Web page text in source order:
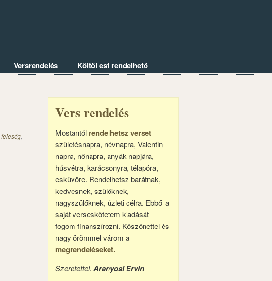
Versrendelés Költői est rendelhető
feleség,
Vers rendelés
Mostantól rendelhetsz verset
születésnapra, névnapra, Valentin
napra, nőnapra, anyák napjára,
húsvétra, karácsonyra, télapóra,
esküvőre. Rendelhetsz barátnak,
kedvesnek, szülőknek,
nagyszülőknek, üzleti célra. Ebből a
saját verseskötetem kiadását
fogom finanszírozni. Köszönettel és
nagy örömmel várom a
megrendeléseket.
Szeretettel:Aranyosi Ervin